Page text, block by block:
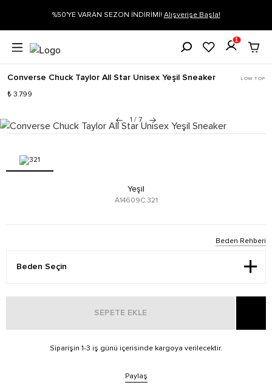
Alışverişe Başla! Siparişin 1-3 iş günü içerisinde kargoya
1
Converse Chuck Taylor All Star Unisex Yeşil Sneaker LOW TOP
₺ 3.799
1 / 7
Yeşil
A14609C.321
Beden Rehberi
SEPETE EKLE
Siparişin 1-3 iş günü içerisinde kargoya verilecektir.
Paylaş